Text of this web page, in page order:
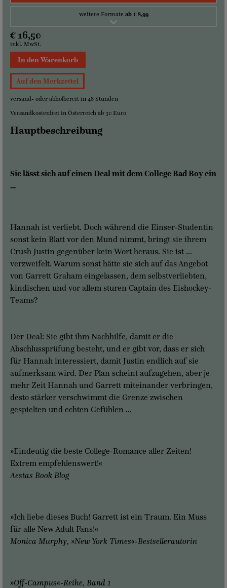
weitere Formate ab € 8,99
€ 16,50
inkl. MwSt.
In den Warenkorb
Auf den Merkzettel
versand- oder abholbereit in 48 Stunden
Versandkostenfrei in Österreich ab 30 Euro
Hauptbeschreibung
Sie lässt sich auf einen Deal mit dem College Bad Boy ein
…
Hannah ist verliebt. Doch während die Einser-Studentin
sonst kein Blatt vor den Mund nimmt, bringt sie ihrem
Crush Justin gegenüber kein Wort heraus. Sie ist ...
verzweifelt. Warum sonst hätte sie sich auf das Angebot
von Garrett Graham eingelassen, dem selbstverliebten,
kindischen und vor allem sturen Captain des Eishockey-
Teams?
Der Deal: Sie gibt ihm Nachhilfe, damit er die
Abschlussprüfung besteht, und er gibt vor, dass er sich
für Hannah interessiert, damit Justin endlich auf sie
aufmerksam wird. Der Plan scheint aufzugehen, aber je
mehr Zeit Hannah und Garrett miteinander verbringen,
desto stärker verschwimmt die Grenze zwischen
gespielten und echten Gefühlen …
»Eindeutig die beste College-Romance aller Zeiten!
Extrem empfehlenswert!«
Aestas Book Blog
»Ich liebe dieses Buch! Garrett ist ein Traum. Ein Muss
für alle New Adult Fans!«
Monica Murphy, »New York Times«-Bestsellerautorin
»Off-Campus«-Reihe, Band 1